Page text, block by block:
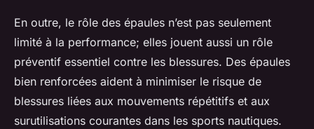
En outre, le rôle des épaules n’est pas seulement
limité à la performance; elles jouent aussi un rôle
préventif essentiel contre les blessures. Des épaules
bien renforcées aident à minimiser le risque de
blessures liées aux mouvements répétitifs et aux
surutilisations courantes dans les sports nautiques.